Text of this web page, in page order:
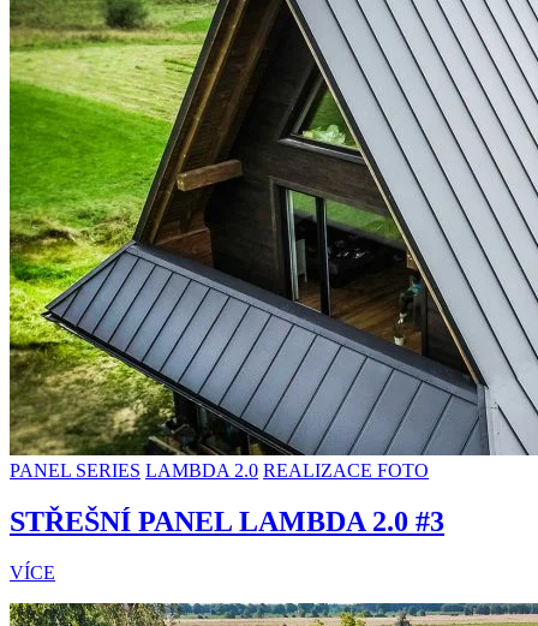
PANEL SERIES LAMBDA 2.0 REALIZACE FOTO
STŘEŠNÍ PANEL LAMBDA 2.0 #3
VÍCE